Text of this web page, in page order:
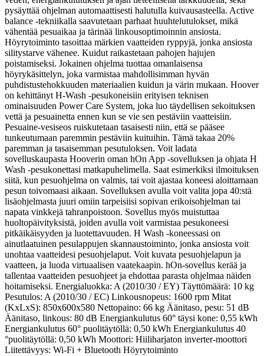
pysäyttää ohjelman automaattisesti halutulla kuivausasteella. Active
balance -tekniikalla saavutetaan parhaat huuhtelutulokset, mikä
vähentää pesuaikaa ja tärinää linkousoptimoinnin ansiosta.
Höyrytoiminto tasoittaa märkien vaatteiden ryppyjä, jonka ansiosta
silitystarve vähenee. Kuidut raikastetaan pahojen hajujen
poistamiseksi. Jokainen ohjelma tuottaa omanlaisensa
höyrykäsittelyn, joka varmistaa mahdollisimman hyvän
puhdistustehokkuuden materiaalien kuidun ja värin mukaan. Hoover
on kehittänyt H-Wash -pesukoneisiin erityisen teknisen
ominaisuuden Power Care System, joka luo täydellisen sekoituksen
vettä ja pesuainetta ennen kun se vie sen pestäviin vaatteisiin.
Pesuaine-vesiseos ruiskutetaan tasaisesti niin, että se pääsee
tunkeutumaan paremmin pestäviin kuituihin. Tämä takaa 20%
paremman ja tasaisemman pesutuloksen. Voit ladata
sovelluskaupasta Hooverin oman hOn App -sovelluksen ja ohjata H
Wash -pesukonettasi matkapuhelimella. Saat esimerkiksi ilmoituksen
siitä, kun pesuohjelma on valmis, tai voit ajastaa koneesi aloittamaan
pesun toivomaasi aikaan. Sovelluksen avulla voit valita jopa 40:stä
lisäohjelmasta juuri omiin tarpeisiisi sopivan erikoisohjelman tai
napata vinkkejä tahranpoistoon. Sovellus myös muistuttaa
huoltopäivityksistä, joiden avulla voit varmistaa pesukoneesi
pitkäikäisyyden ja luotettavuuden. H Wash -koneessasi on
ainutlaatuinen pesulappujen skannaustoiminto, jonka ansiosta voit
unohtaa vaatteidesi pesuohjelaput. Voit kuvata pesuohjelapun ja
vaatteen, ja luoda virtuaalisen vaatekaapin. hOn-sovellus kerää ja
tallentaa vaatteiden pesuohjeet ja ehdottaa parasta ohjelmaa näiden
hoitamiseksi. Energialuokka: A (2010/30 / EY) Täyttömäärä: 10 kg
Pesutulos: A (2010/30 / EC) Linkousnopeus: 1600 rpm Mitat
(KxLxS): 850x600x580 Nettopaino: 66 kg Äänitaso, pesu: 51 dB
Äänitaso, linkous: 80 dB Energiankulutus 60° täysi kone: 0,55 kWh
Energiankulutus 60° puolitäytöllä: 0,50 kWh Energiankulutus 40
°puolitäytöllä: 0,50 kWh Moottori: Hiiliharjaton inverter-moottori
Liitettävyys: Wi-Fi + Bluetooth Höyrytoiminto